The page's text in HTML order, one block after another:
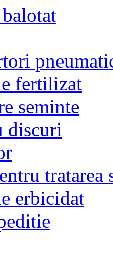
balotat
fertilizat
seminte
discuri
tratarea
erbicidat